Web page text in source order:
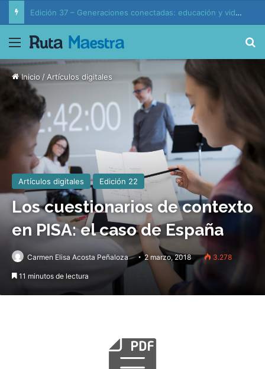
Edición 37 – Generaciones conectadas: educación y vida en la era de la IA
Menú
Inicio / Artículos digitales
Artículos digitales Edición 22
Los cuestionarios de contexto
en PISA: el caso de España
Carmen Elisa Acosta Peñaloza 2 marzo, 2018 3.278
11 minutos de lectura